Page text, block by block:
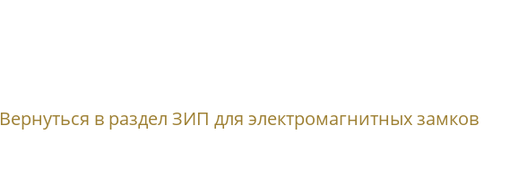
Вернуться в раздел ЗИП для электромагнитных замков